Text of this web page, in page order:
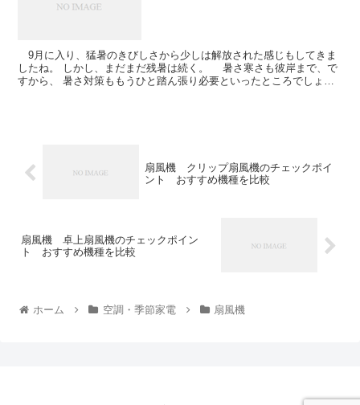
9月に入り、猛暑のきびしさから少しは解放された感じもしてきま
したね。 しかし、まだまだ残暑は続く。 暑さ寒さも彼岸まで、で
すから、 暑さ対策ももうひと踏ん張り必要といったところでしょう
扇風機 クリップ扇風機のチェックポイ
ント おすすめ機種を比較
扇風機 卓上扇風機のチェックポイン
ト おすすめ機種を比較
ホーム 空調・季節家電 扇風機